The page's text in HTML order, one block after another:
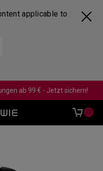
applicable to
ab 99 € - Jetzt sichern!
0